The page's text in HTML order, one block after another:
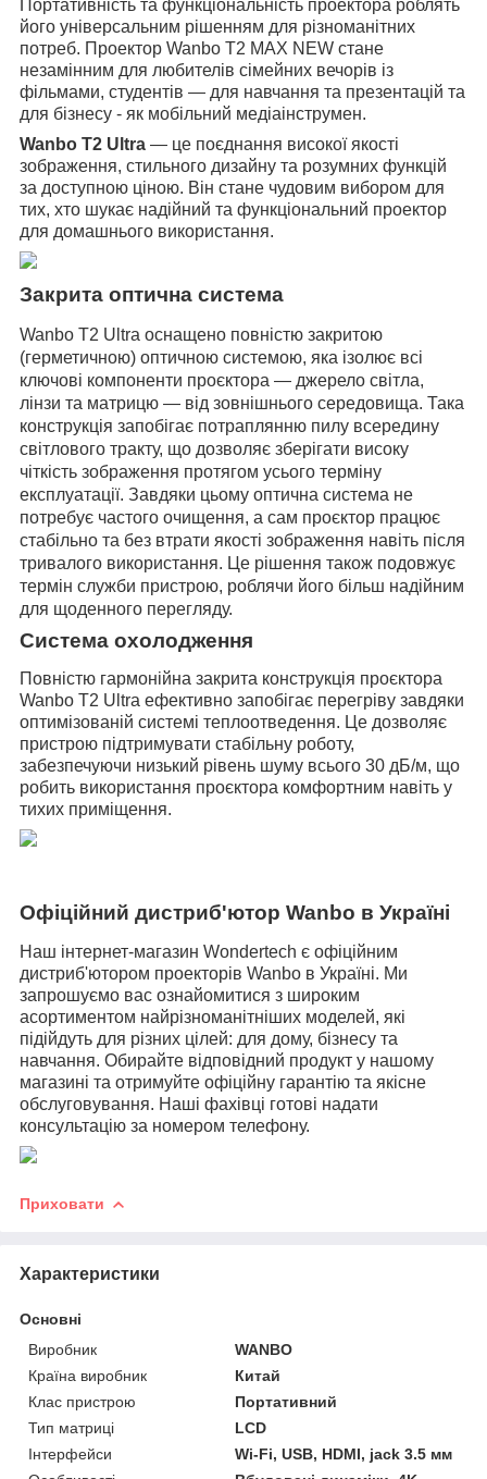
Портативність та функціональність проектора роблять
його універсальним рішенням для різноманітних
потреб. Проектор Wanbo T2 MAX NEW стане
незамінним для любителів сімейних вечорів із
фільмами, студентів — для навчання та презентацій та
для бізнесу - як мобільний медіаінструмен.
Wanbo T2 Ultra — це поєднання високої якості
зображення, стильного дизайну та розумних функцій
за доступною ціною. Він стане чудовим вибором для
тих, хто шукає надійний та функціональний проектор
для домашнього використання.
Закрита оптична система
Wanbo T2 Ultra оснащено повністю закритою
(герметичною) оптичною системою, яка ізолює всі
ключові компоненти проєктора — джерело світла,
лінзи та матрицю — від зовнішнього середовища. Така
конструкція запобігає потраплянню пилу всередину
світлового тракту, що дозволяє зберігати високу
чіткість зображення протягом усього терміну
експлуатації. Завдяки цьому оптична система не
потребує частого очищення, а сам проєктор працює
стабільно та без втрати якості зображення навіть після
тривалого використання. Це рішення також подовжує
термін служби пристрою, роблячи його більш надійним
для щоденного перегляду.
Система охолодження
Повністю гармонійна закрита конструкція проєктора
Wanbo T2 Ultra ефективно запобігає перегріву завдяки
оптимізованій системі теплоотведення. Це дозволяє
пристрою підтримувати стабільну роботу,
забезпечуючи низький рівень шуму всього 30 дБ/м, що
робить використання проєктора комфортним навіть у
тихих приміщення.
Офіційний дистриб'ютор Wanbo в Україні
Наш інтернет-магазин Wondertech є офіційним
дистриб'ютором проекторів Wanbo в Україні. Ми
запрошуємо вас ознайомитися з широким
асортиментом найрізноманітніших моделей, які
підійдуть для різних цілей: для дому, бізнесу та
навчання. Обирайте відповідний продукт у нашому
магазині та отримуйте офіційну гарантію та якісне
обслуговування. Наші фахівці готові надати
консультацію за номером телефону.
Приховати
Характеристики
Основні
Виробник
WANBO
Країна виробник
Китай
Клас пристрою
Портативний
Тип матриці
LCD
Інтерфейси
Wi-Fi, USB, HDMI, jack 3.5 мм